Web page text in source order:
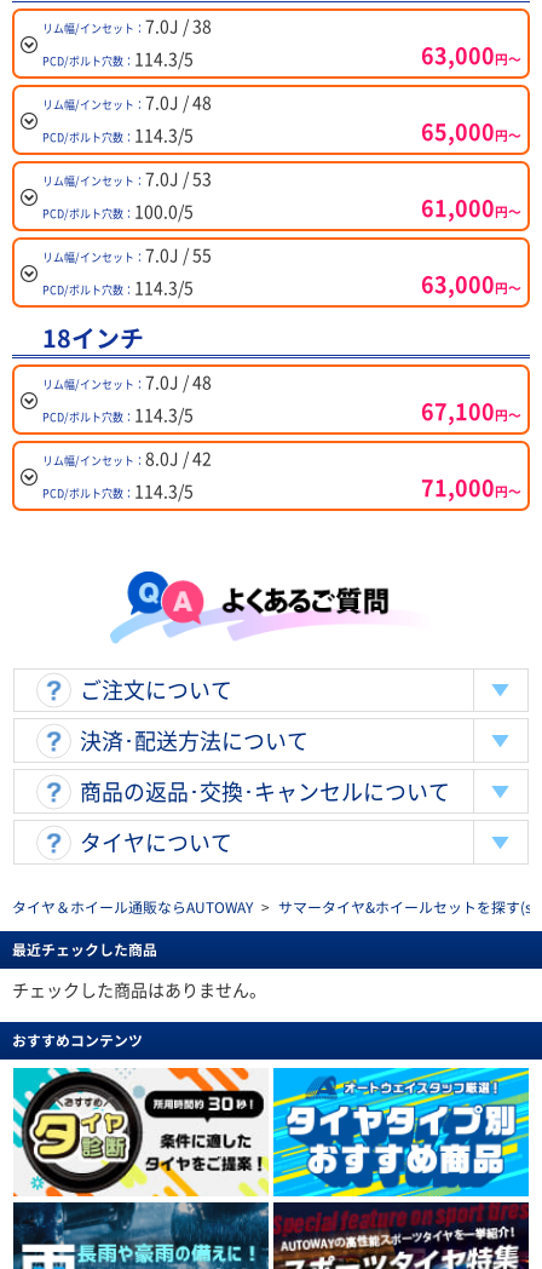
リム幅/インセット： 7.0J / 38
PCD/ボルト穴数： 114.3/5 63,000円～
リム幅/インセット： 7.0J / 48
PCD/ボルト穴数： 114.3/5 65,000円～
リム幅/インセット： 7.0J / 53
PCD/ボルト穴数： 100.0/5 61,000円～
リム幅/インセット： 7.0J / 55
PCD/ボルト穴数： 114.3/5 63,000円～
18インチ
リム幅/インセット： 7.0J / 48
PCD/ボルト穴数： 114.3/5 67,100円～
リム幅/インセット： 8.0J / 42
PCD/ボルト穴数： 114.3/5 71,000円～
ご注文について
決済･配送方法について
商品の返品･交換･キャンセルについて
タイヤについて
タイヤ＆ホイール通販ならAUTOWAY > サマータイヤ&ホイールセットを探す
最近チェックした商品
チェックした商品はありません。
おすすめコンテンツ